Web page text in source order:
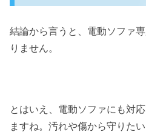
結論から言うと、電動ソファ
りません。
とはいえ、電動ソファにも対
ますね。汚れや傷から守りた